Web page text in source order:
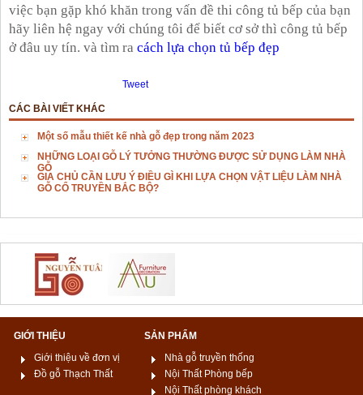
việc bạn gặp khó khăn trong vấn đề thi công tủ bếp của bạn
hãy liên hệ ngay với chúng tôi để biết cơ sở thì công tủ bếp
ở đâu uy tín. và tìm ra cách lựa chọn tủ bếp đẹp
Tweet
CÁC BÀI VIẾT KHÁC
Một số mẫu thiết kế nhà gỗ đẹp trong năm 2023
NHỮNG LOẠI GỖ LÝ TƯỞNG THƯỜNG ĐƯỢC SỬ DỤNG LÀM NHÀ
GỖ
GIA CHỦ CẦN LƯU Ý ĐIỀU GÌ KHI LỰA CHỌN VẬT LIỆU LÀM NHÀ
GỖ CỔ TRUYỀN BẮC BỘ?
GIỚI THIỆU
Giới thiệu về đơn vị
Đồ gỗ Thạch Thất
SẢN PHẨM
Nhà gỗ truyền thống
Nội Thất Phòng bếp
Nội Thất phòng khách